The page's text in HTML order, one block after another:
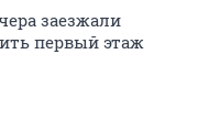
заезжали
первый этаж